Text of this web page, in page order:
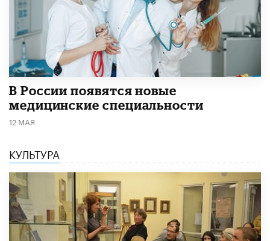
В России появятся новые
медицинские специальности
12 МАЯ
КУЛЬТУРА